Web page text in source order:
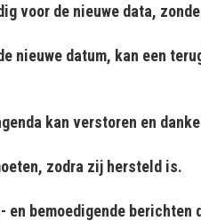
voor de nieuwe data,
nieuwe datum, kan een
kan verstoren en
zodra zij hersteld is.
bemoedigende